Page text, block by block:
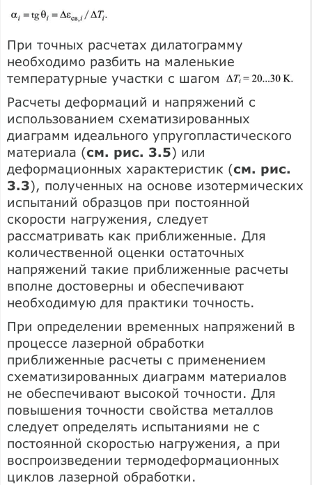
При точных расчетах дилатограмму
необходимо разбить на маленькие
температурные участки с шагом
Расчеты деформаций и напряжений с
использованием схематизированных
диаграмм идеального упругопластического
материала (см. рис. 3.5) или
деформационных характеристик (см. рис.
3.3), полученных на основе изотермических
испытаний образцов при постоянной
скорости нагружения, следует
рассматривать как приближенные. Для
количественной оценки остаточных
напряжений такие приближенные расчеты
вполне достоверны и обеспечивают
необходимую для практики точность.
При определении временных напряжений в
процессе лазерной обработки
приближенные расчеты с применением
схематизированных диаграмм материалов
не обеспечивают высокой точности. Для
повышения точности свойства металлов
следует определять испытаниями не с
постоянной скоростью нагружения, а при
воспроизведении термодеформационных
циклов лазерной обработки.